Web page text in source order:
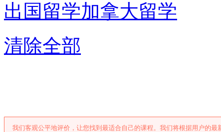
出国留学加拿大留学
清除全部
我们客观公平地评价，让您找到最适合自己的课程。我们将根据用户的